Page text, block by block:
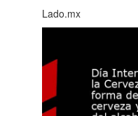
Lado.mx